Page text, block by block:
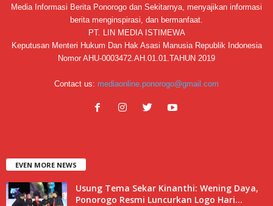
Media Informasi Berita Ponorogo dan Sekitarnya, menyajikan informasi
berita menginspirasi, dan bermanfaat.
PT. LIN MEDIA ISTIMEWA
Keputusan Menteri Hukum Dan Hak Asasi Manusia Republik Indonesia
Nomor AHU-0003472.AH.01.01.TAHUN 2019
Contact us: mediaonline.ponorogo@gmail.com
EVEN MORE NEWS
Usung Tema Sekar Kinanthi: Wening Daya,
Ponorogo Resmi Luncurkan Logo Hari...